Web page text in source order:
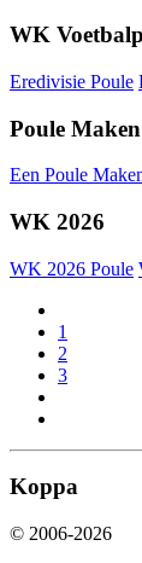
WK
Eredivisie Poule
Poule Maken
Een Poule
WK 2026
WK 2026 Poule
1
2
3
Koppa
© 2006-2026